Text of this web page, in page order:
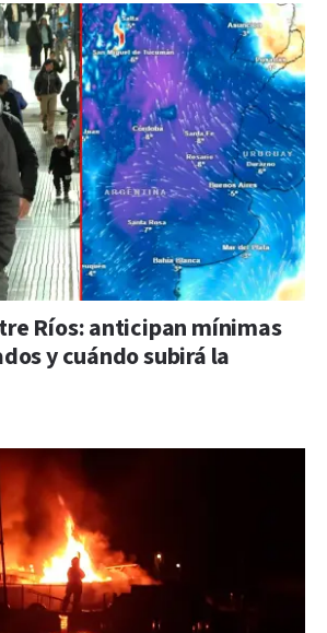
Ríos: anticipan mínimas
y cuándo subirá la